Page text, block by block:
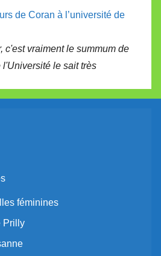
de Coran à l’université de
vraiment le summum de
le sait très
féminines
Prilly